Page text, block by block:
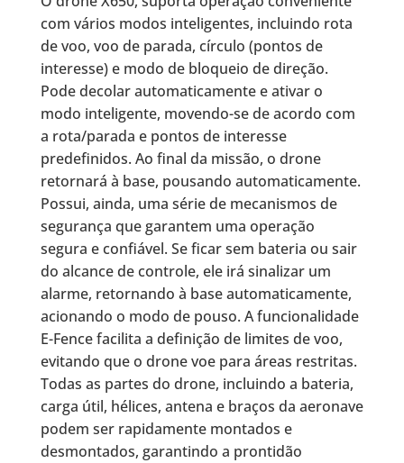
com vários modos inteligentes, incluindo rota
de voo, voo de parada, círculo (pontos de
interesse) e modo de bloqueio de direção.
Pode decolar automaticamente e ativar o
modo inteligente, movendo-se de acordo com
a rota/parada e pontos de interesse
predefinidos. Ao final da missão, o drone
retornará à base, pousando automaticamente.
Possui, ainda, uma série de mecanismos de
segurança que garantem uma operação
segura e confiável. Se ficar sem bateria ou sair
do alcance de controle, ele irá sinalizar um
alarme, retornando à base automaticamente,
acionando o modo de pouso. A funcionalidade
E-Fence facilita a definição de limites de voo,
evitando que o drone voe para áreas restritas.
Todas as partes do drone, incluindo a bateria,
carga útil, hélices, antena e braços da aeronave
podem ser rapidamente montados e
desmontados, garantindo a prontidão